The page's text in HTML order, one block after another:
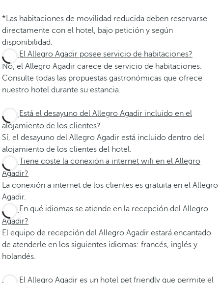
*Las habitaciones de movilidad reducida deben reservarse
directamente con el hotel, bajo petición y según
disponibilidad.
¿El Allegro Agadir posee servicio de habitaciones?
No, el Allegro Agadir carece de servicio de habitaciones.
Consulte todas las propuestas gastronómicas que ofrece
nuestro hotel durante su estancia.
¿Está el desayuno del Allegro Agadir incluido en el
alojamiento de los clientes?
Sí, el desayuno del Allegro Agadir está incluido dentro del
alojamiento de los clientes del hotel.
¿Tiene coste la conexión a internet wifi en el Allegro
Agadir?
La conexión a internet de los clientes es gratuita en el Allegro
Agadir.
¿En qué idiomas se atiende en la recepción del Allegro
Agadir?
El equipo de recepción del Allegro Agadir estará encantado
de atenderle en los siguientes idiomas: francés, inglés y
holandés.
¿El Allegro Agadir es un hotel pet friendly que permite el